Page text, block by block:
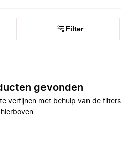
Filter
gevonden
verfijnen met behulp van de filters
hierboven.